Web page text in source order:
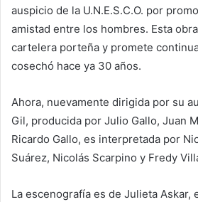
auspicio de la U.N.E.S.C.O. por
amistad entre los hombres. Esta
cartelera porteña y promete
cosechó hace ya 30 años.
Ahora, nuevamente dirigida por su
Gil, producida por Julio Gallo, Juan
Ricardo Gallo, es interpretada por
Suárez, Nicolás Scarpino y Fredy
La escenografía es de Julieta Askar,